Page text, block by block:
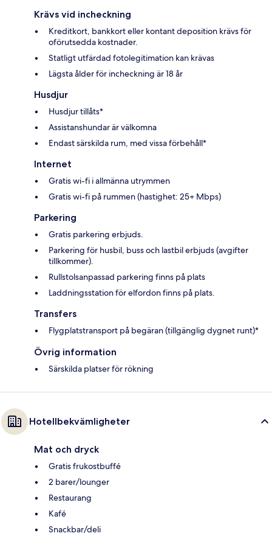
Krävs vid incheckning
Kreditkort, bankkort eller kontant deposition krävs för
oförutsedda kostnader.
Statligt utfärdad fotolegitimation kan krävas
Lägsta ålder för incheckning är 18 år
Husdjur
Husdjur tillåts*
Assistanshundar är välkomna
Endast särskilda rum, med vissa förbehåll*
Internet
Gratis wi-fi i allmänna utrymmen
Gratis wi-fi på rummen (hastighet: 25+ Mbps)
Parkering
Gratis parkering erbjuds.
Parkering för husbil, buss och lastbil erbjuds (avgifter
tillkommer).
Rullstolsanpassad parkering finns på plats
Laddningsstation för elfordon finns på plats.
Transfers
Flygplatstransport på begäran (tillgänglig dygnet runt)*
Övrig information
Särskilda platser för rökning
Hotellbekvämligheter
Mat och dryck
Gratis frukostbuffé
2 barer/lounger
Restaurang
Kafé
Snackbar/deli